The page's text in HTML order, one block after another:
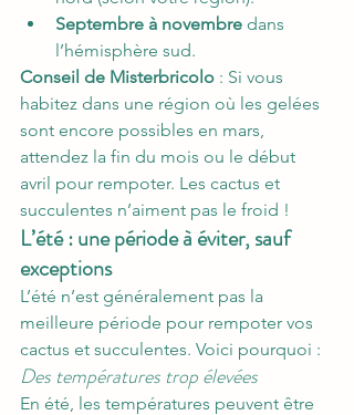
Septembre à novembre dans
l’hémisphère sud.
Conseil de Misterbricolo : Si vous
habitez dans une région où les gelées
sont encore possibles en mars,
attendez la fin du mois ou le début
avril pour rempoter. Les cactus et
succulentes n’aiment pas le froid !
L’été : une période à éviter, sauf
exceptions
L’été n’est généralement pas la
meilleure période pour rempoter vos
cactus et succulentes. Voici pourquoi :
Des températures trop élevées
En été, les températures peuvent être